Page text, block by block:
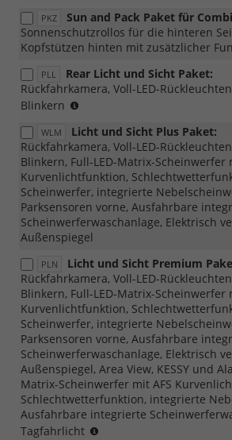
PKZ
Sun and Pack Paket für
Sonnenschutzrollos für die hinteren
Kopfstützen hinten mit zusätzlicher
PLL
Rear Licht und Sicht Paket:
Rückfahrkamera, Voll-LED-
Blinkern
3N3
möglich)
WLM
Licht und Sicht Plus Paket:
Rückfahrkamera, Voll-LED-
Blinkern, Full-LED-Matrix-Scheinwerfer
Kurvenlichtfunktion,
Scheinwerfer, integrierte
Parksensoren vorne, Ausfahrbare
Scheinwerferwaschanlage, Elektrisch
Außenspiegel
PLN
Licht und Sicht Premium
Rückfahrkamera, Voll-LED-
Blinkern, Full-LED-Matrix-Scheinwerfer
Kurvenlichtfunktion,
Scheinwerfer, integrierte
Parksensoren vorne, Ausfahrbare
Scheinwerferwaschanlage, Elektrisch
Außenspiegel, Area View, KESSY und
Matrix-Scheinwerfer mit AFS
Schlechtwetterfunktion, integrierte
Ausfahrbare integrierte
Tagfahrlicht